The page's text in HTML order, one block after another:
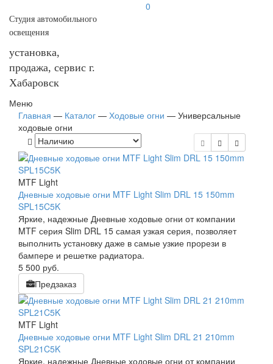
Студия автомобильного
освещения
установка,
продажа, сервис г.
Хабаровск
0
Меню
Главная — Каталог — Ходовые огни — Универсальные
ходовые огни
MTF Light
Дневные ходовые огни MTF Light Slim DRL 15 150mm
SPL15C5K
Яркие, надежные Дневные ходовые огни от компании
MTF серия Slim DRL 15 самая узкая серия, позволяет
выполнить установку даже в самые узкие прорези в
бампере и решетке радиатора.
5 500 руб.
Предзаказ
MTF Light
Дневные ходовые огни MTF Light Slim DRL 21 210mm
SPL21C5K
Яркие, надежные Дневные ходовые огни от компании